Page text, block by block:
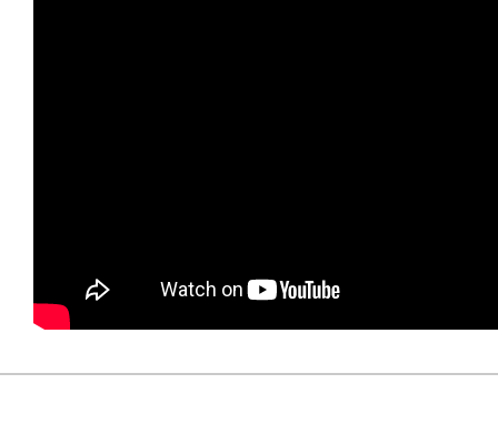
レクションに加えてください。
※画像は試作品です。実際の商品と